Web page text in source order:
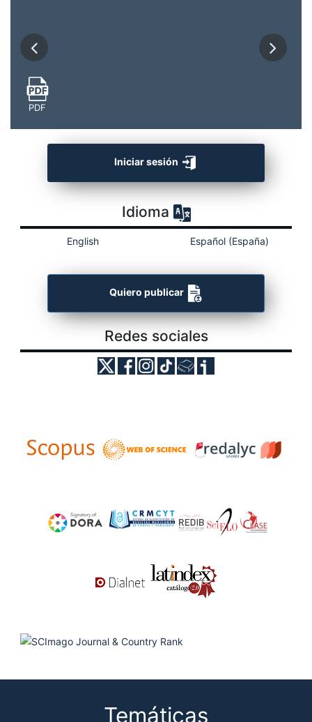
PDF
Iniciar sesión
Idioma
English Español (España)
Quiero publicar
Redes sociales
Temáticas